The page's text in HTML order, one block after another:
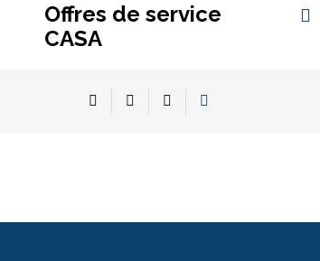
Offres de service
CASA